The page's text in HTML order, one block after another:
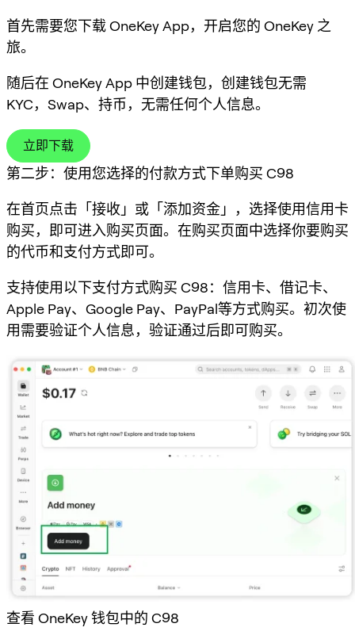
首先需要您下载 OneKey App，开启您的 OneKey 之
旅。
随后在 OneKey App 中创建钱包，创建钱包无需
KYC，Swap、持币，无需任何个人信息。
立即下载
第二步：使用您选择的付款方式下单购买 C98
在首页点击「接收」或「添加资金」，选择使用信用卡
购买，即可进入购买页面。在购买页面中选择你要购买
的代币和支付方式即可。
支持使用以下支付方式购买 C98：信用卡、借记卡、
Apple Pay、Google Pay、PayPal等方式购买。初次使
用需要验证个人信息，验证通过后即可购买。
查看 OneKey 钱包中的 C98